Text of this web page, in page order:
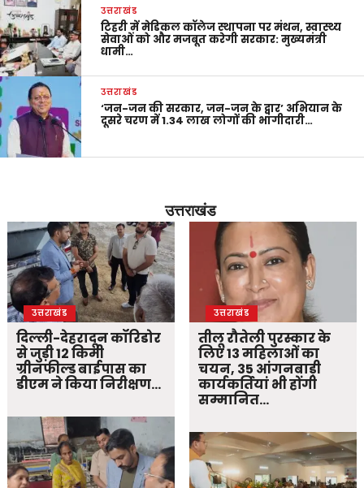
उत्तराखंड
टिहरी में मेडिकल कॉलेज स्थापना पर मंथन, स्वास्थ्य
सेवाओं को और मजबूत करेगी सरकार: मुख्यमंत्री
धामी…
उत्तराखंड
‘जन-जन की सरकार, जन-जन के द्वार’ अभियान के
दूसरे चरण में 1.34 लाख लोगों की भागीदारी…
उत्तराखंड
उत्तराखंड
दिल्ली-देहरादून कॉरिडोर
से जुड़ी 12 किमी
ग्रीनफील्ड बाईपास का
डीएम ने किया निरीक्षण…
उत्तराखंड
तीलू रौतेली पुरस्कार के
लिए 13 महिलाओं का
चयन, 35 आंगनबाड़ी
कार्यकर्तियां भी होंगी
सम्मानित…